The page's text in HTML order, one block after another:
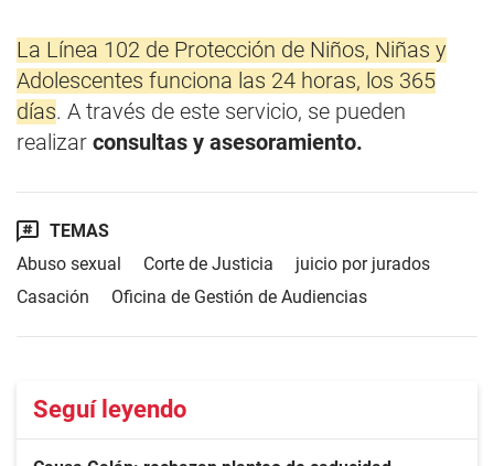
La Línea 102 de Protección de Niños, Niñas y
Adolescentes funciona las 24 horas, los 365
días. A través de este servicio, se pueden
realizar consultas y asesoramiento.
TEMAS
Abuso sexual
Corte de Justicia
juicio por jurados
Casación
Oficina de Gestión de Audiencias
Seguí leyendo